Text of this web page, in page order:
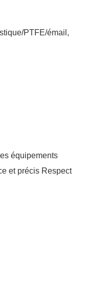
PTFE/émail,
équipements
et précis Respect